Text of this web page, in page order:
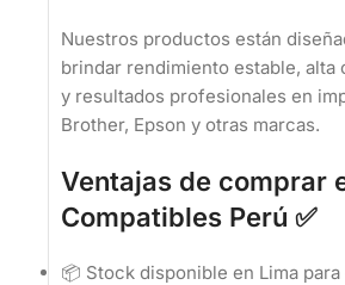
Nuestros productos están
brindar rendimiento estable, alta
y resultados profesionales en
Brother, Epson y otras marcas.
Ventajas de comprar
Compatibles Perú ✅
📦 Stock disponible en Lima